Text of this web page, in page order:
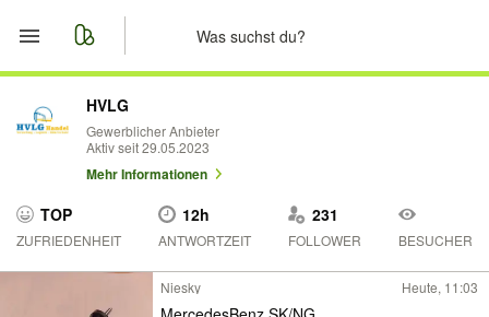
Start
Merkliste
Nachrichten
HVLG
Gewerblicher Anbieter
Aktiv seit 29.05.2023
Mehr Informationen
TOP
ZUFRIEDENHEIT
12h
ANTWORTZEIT
231
FOLLOWER BESUCHER
Niesky Heute, 11:03